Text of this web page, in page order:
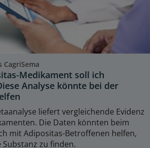
Medikament soll ich
Analyse könnte bei der
liefert vergleichende Evidenz
Die Daten könnten beim
mit Adipositas-Betroffenen helfen,
zu finden.